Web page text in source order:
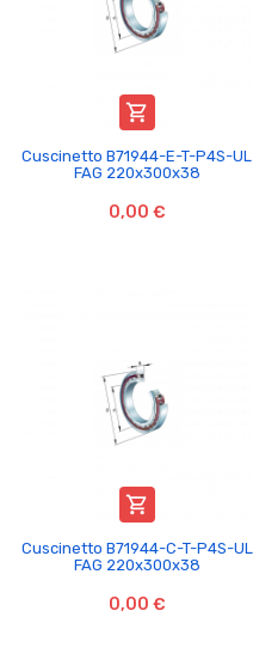

Cuscinetto B71944-E-T-P4S-UL
FAG 220x300x38
0,00 €

Cuscinetto B71944-C-T-P4S-UL
FAG 220x300x38
0,00 €